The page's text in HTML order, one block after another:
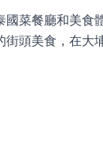
國菜餐廳和美食
街頭美食，在大